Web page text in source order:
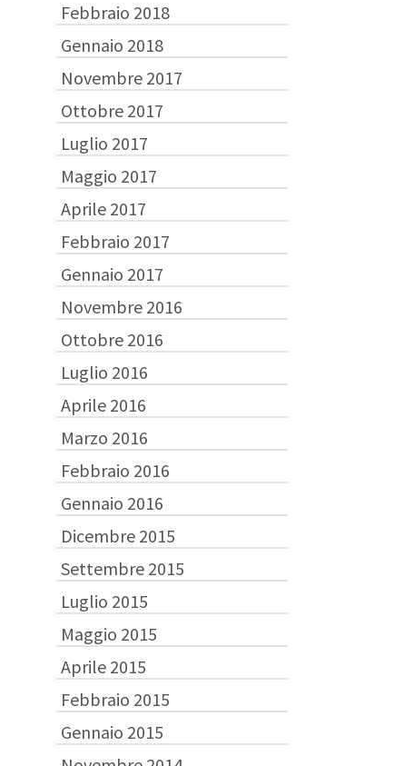
Febbraio 2018
Gennaio 2018
Novembre 2017
Ottobre 2017
Luglio 2017
Maggio 2017
Aprile 2017
Febbraio 2017
Gennaio 2017
Novembre 2016
Ottobre 2016
Luglio 2016
Aprile 2016
Marzo 2016
Febbraio 2016
Gennaio 2016
Dicembre 2015
Settembre 2015
Luglio 2015
Maggio 2015
Aprile 2015
Febbraio 2015
Gennaio 2015